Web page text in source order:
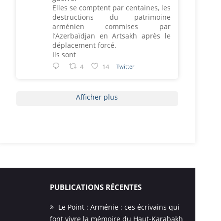
Elles se comptent par centaines, les
destructions du patrimoine
arménien commises par
l’Azerbaïdjan en Artsakh après le
déplacement forcé.
Ils sont
4 14 Twitter
Afficher plus
PUBLICATIONS RÉCENTES
Le Point : Arménie : ces écrivains qui
font vivre la mémoire du Haut-Karabakh